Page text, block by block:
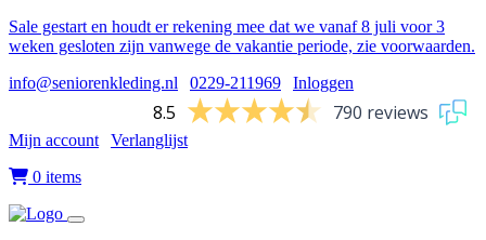
Sale gestart en houdt er rekening mee dat we vanaf 8 juli voor 3
weken gesloten zijn vanwege de vakantie periode, zie voorwaarden.
info@seniorenkleding.nl
0229-211969 Inloggen
8.5 790 reviews
Mijn account Verlanglijst
0 items